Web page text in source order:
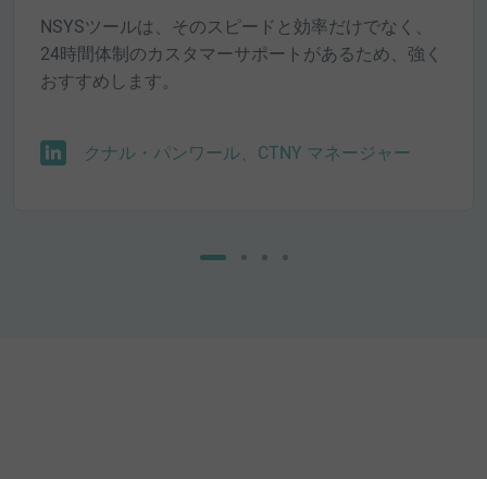
NSYSツールは、そのスピードと効率だけでなく、
24時間体制のカスタマーサポートがあるため、強く
おすすめします。
クナル・パンワール、CTNY マネージャー